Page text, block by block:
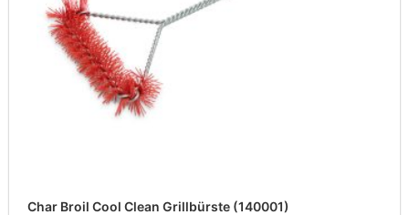
Char Broil Cool Clean Grillbürste (140001)